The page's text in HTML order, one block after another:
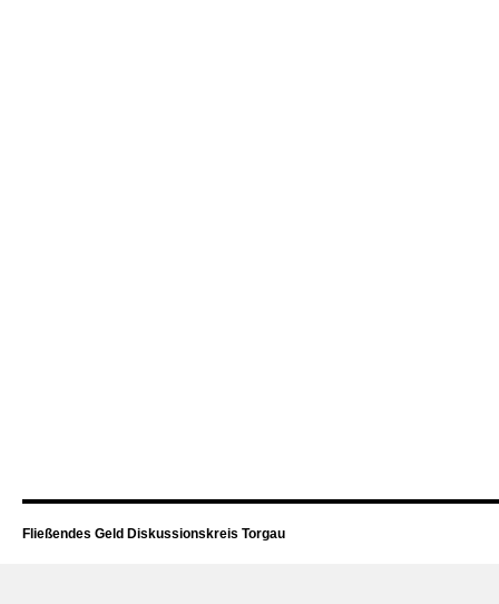
Fließendes Geld Diskussionskreis Torgau